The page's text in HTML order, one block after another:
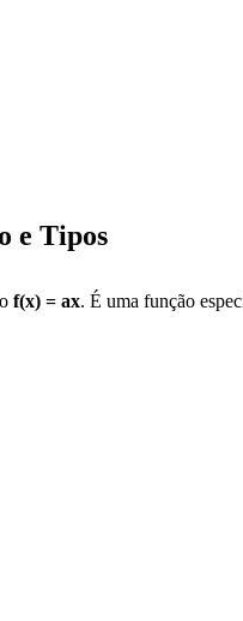
e Tipos
f(x) = ax. É uma função